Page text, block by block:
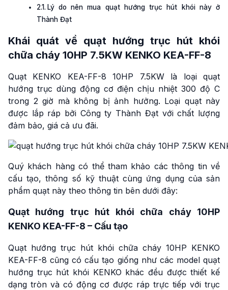
Lý do nên mua quạt hướng trục hút khói này ở
Thành Đạt
Khái quát về quạt hướng trục hút khói
chữa cháy 10HP 7.5KW KENKO KEA-FF-8
Quạt KENKO KEA-FF-8 10HP 7.5KW là loại quạt
hướng trục dùng động cơ điện chịu nhiệt 300 độ C
trong 2 giờ mà không bị ảnh hưởng. Loại quạt này
được lắp ráp bởi Công ty Thành Đạt với chất lượng
đảm bảo, giá cả ưu đãi.
Quý khách hàng có thể tham khảo các thông tin về
cấu tạo, thông số kỹ thuật cùng ứng dụng của sản
phẩm quạt này theo thông tin bên dưới đây:
Quạt hướng trục hút khói chữa cháy 10HP
KENKO KEA-FF-8 – Cấu tạo
Quạt hướng trục hút khói chữa cháy 10HP KENKO
KEA-FF-8 cũng có cấu tạo giống như các model quạt
hướng trục hút khói KENKO khác đều được thiết kế
dạng tròn và có động cơ được ráp trực tiếp với trục